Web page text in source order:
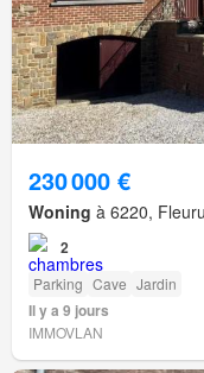
230 000 €
Woning à 6220,
2
Parking Cave Jardin
Il y a 9 jours
IMMOVLAN